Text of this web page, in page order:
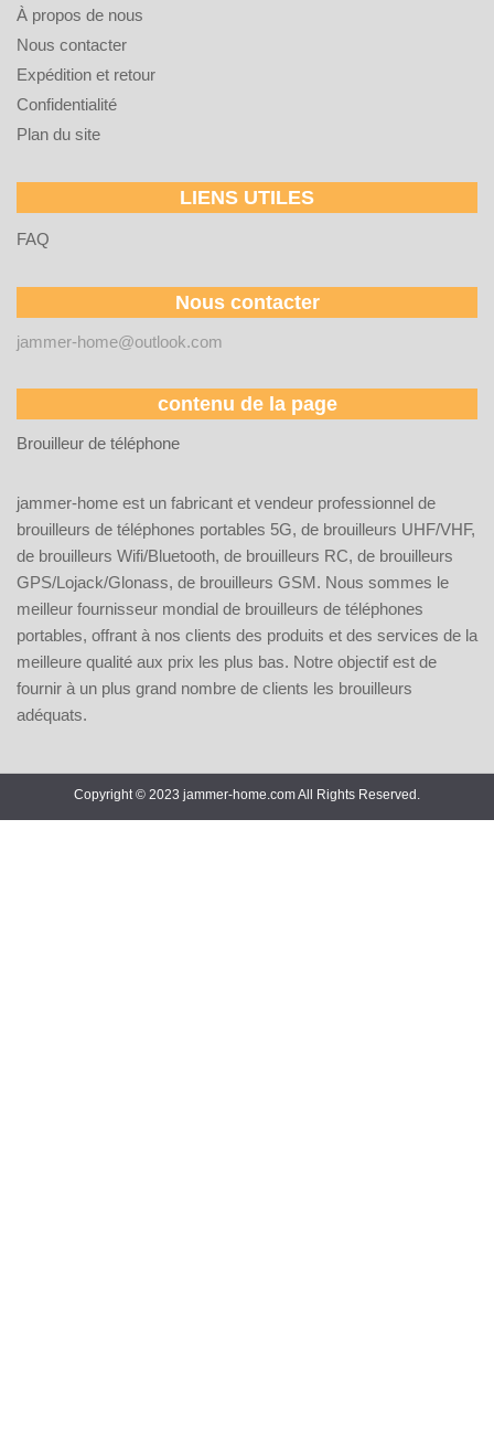
À propos de nous
Nous contacter
Expédition et retour
Confidentialité
Plan du site
LIENS UTILES
FAQ
Nous contacter
jammer-home@outlook.com
contenu de la page
Brouilleur de téléphone
jammer-home est un fabricant et vendeur professionnel de
brouilleurs de téléphones portables 5G, de brouilleurs UHF/VHF,
de brouilleurs Wifi/Bluetooth, de brouilleurs RC, de brouilleurs
GPS/Lojack/Glonass, de brouilleurs GSM. Nous sommes le
meilleur fournisseur mondial de brouilleurs de téléphones
portables, offrant à nos clients des produits et des services de la
meilleure qualité aux prix les plus bas. Notre objectif est de
fournir à un plus grand nombre de clients les brouilleurs
adéquats.
Copyright © 2023 jammer-home.com All Rights Reserved.